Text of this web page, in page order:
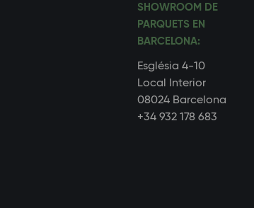
SHOWROOM DE
PARQUETS EN
BARCELONA:
Església 4-10
Local Interior
08024 Barcelona
+34 932 178 683